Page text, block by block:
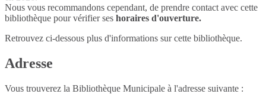
Nous vous recommandons cependant, de prendre contact avec cette
bibliothèque pour vérifier ses horaires d'ouverture.
Retrouvez ci-dessous plus d'informations sur cette bibliothèque.
Adresse
Vous trouverez la Bibliothèque Municipale à l'adresse suivante :